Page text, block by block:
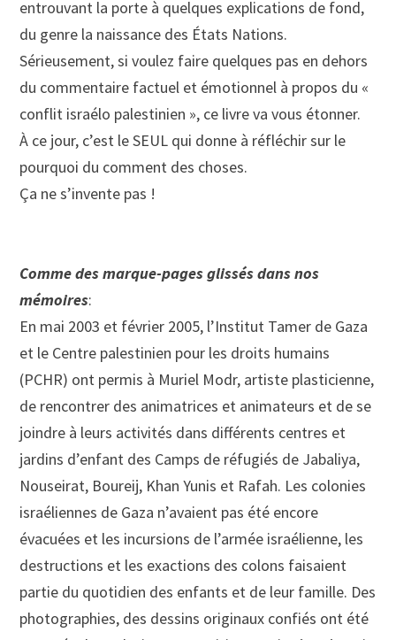
entrouvant la porte à quelques explications de fond,
du genre la naissance des États Nations.
Sérieusement, si voulez faire quelques pas en dehors
du commentaire factuel et émotionnel à propos du «
conflit israélo palestinien », ce livre va vous étonner.
À ce jour, c’est le SEUL qui donne à réfléchir sur le
pourquoi du comment des choses.
Ça ne s’invente pas !
Comme des marque-pages glissés dans nos
mémoires:
En mai 2003 et février 2005, l’Institut Tamer de Gaza
et le Centre palestinien pour les droits humains
(PCHR) ont permis à Muriel Modr, artiste plasticienne,
de rencontrer des animatrices et animateurs et de se
joindre à leurs activités dans différents centres et
jardins d’enfant des Camps de réfugiés de Jabaliya,
Nouseirat, Boureij, Khan Yunis et Rafah. Les colonies
israéliennes de Gaza n’avaient pas été encore
évacuées et les incursions de l’armée israélienne, les
destructions et les exactions des colons faisaient
partie du quotidien des enfants et de leur famille. Des
photographies, des dessins originaux confiés ont été